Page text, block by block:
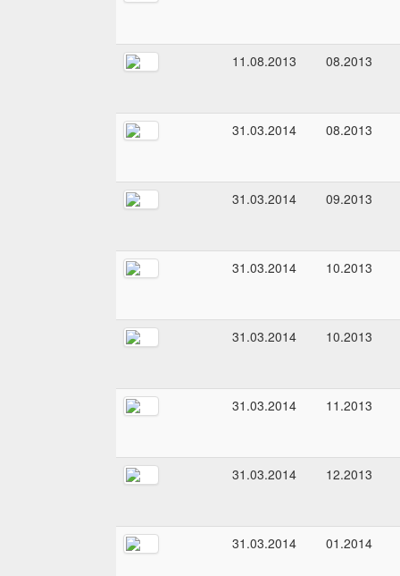
11.08.2013 08.2013
31.03.2014 08.2013
31.03.2014 09.2013
31.03.2014 10.2013
31.03.2014 10.2013
31.03.2014 11.2013
31.03.2014 12.2013
31.03.2014 01.2014